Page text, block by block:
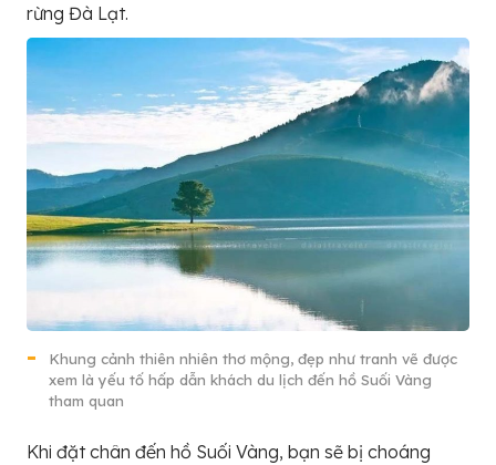
rừng Đà Lạt.
Khung cảnh thiên nhiên thơ mộng, đẹp như tranh vẽ được
xem là yếu tố hấp dẫn khách du lịch đến hồ Suối Vàng
tham quan
Khi đặt chân đến hồ Suối Vàng, bạn sẽ bị choáng